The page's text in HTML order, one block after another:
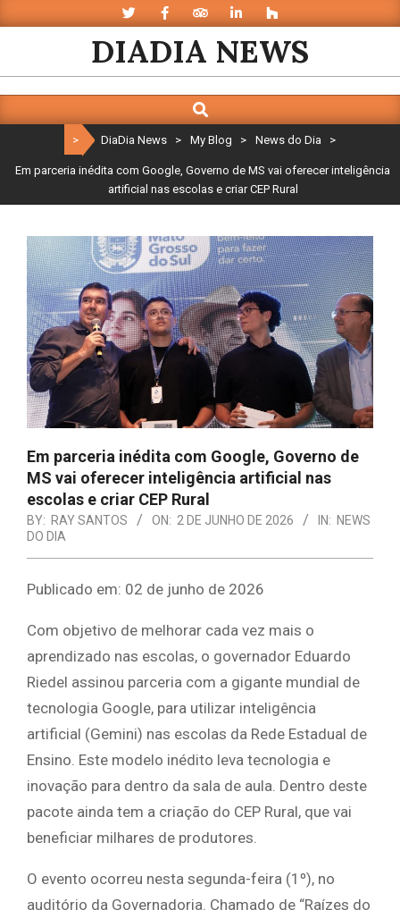
to
DIADIA NEWS
Navigation
Search
> DiaDia News > My Blog > News do Dia >
Em parceria inédita com Google, Governo de MS vai oferecer inteligência
artificial nas escolas e criar CEP Rural
Em parceria inédita com Google, Governo de
MS vai oferecer inteligência artificial nas
escolas e criar CEP Rural
BY: RAY SANTOS ON: 2 DE JUNHO DE 2026 IN: NEWS
DO DIA
Publicado em: 02 de junho de 2026
Com objetivo de melhorar cada vez mais o
aprendizado nas escolas, o governador Eduardo
Riedel assinou parceria com a gigante mundial de
tecnologia Google, para utilizar inteligência
artificial (Gemini) nas escolas da Rede Estadual de
Ensino. Este modelo inédito leva tecnologia e
inovação para dentro da sala de aula. Dentro deste
pacote ainda tem a criação do CEP Rural, que vai
beneficiar milhares de produtores.
O evento ocorreu nesta segunda-feira (1º), no
auditório da Governadoria. Chamado de “Raízes do